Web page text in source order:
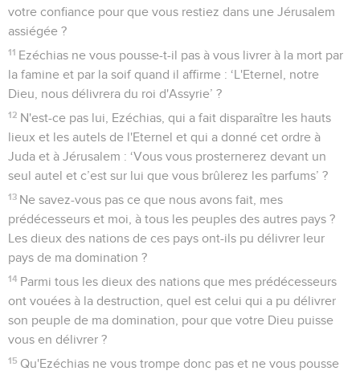
votre confiance pour que vous restiez dans une Jérusalem
assiégée ?
11 Ezéchias ne vous pousse-t-il pas à vous livrer à la mort par
la famine et par la soif quand il affirme : ‘L'Eternel, notre
Dieu, nous délivrera du roi d'Assyrie’ ?
12 N'est-ce pas lui, Ezéchias, qui a fait disparaître les hauts
lieux et les autels de l'Eternel et qui a donné cet ordre à
Juda et à Jérusalem : ‘Vous vous prosternerez devant un
seul autel et c’est sur lui que vous brûlerez les parfums’ ?
13 Ne savez-vous pas ce que nous avons fait, mes
prédécesseurs et moi, à tous les peuples des autres pays ?
Les dieux des nations de ces pays ont-ils pu délivrer leur
pays de ma domination ?
14 Parmi tous les dieux des nations que mes prédécesseurs
ont vouées à la destruction, quel est celui qui a pu délivrer
son peuple de ma domination, pour que votre Dieu puisse
vous en délivrer ?
15 Qu'Ezéchias ne vous trompe donc pas et ne vous pousse